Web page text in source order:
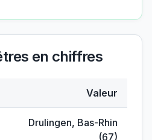
en chiffres
Valeur
Drulingen, Bas-Rhin
(67)